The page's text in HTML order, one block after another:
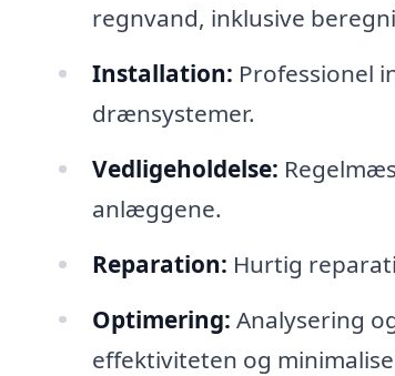
regnvand, inklusive
Installation: Professionel
drænsystemer.
Vedligeholdelse:
anlæggene.
Reparation: Hurtig
Optimering: Analysering
effektiviteten og